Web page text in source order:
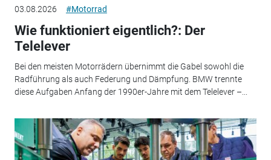
03.08.2026 #Motorrad
Wie funktioniert eigentlich?: Der
Telelever
Bei den meisten Motorrädern übernimmt die Gabel sowohl die
Radführung als auch Federung und Dämpfung. BMW trennte
diese Aufgaben Anfang der 1990er-Jahre mit dem Telelever –...